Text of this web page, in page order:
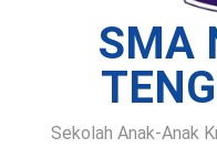
SMA
Sekolah Anak-Anak